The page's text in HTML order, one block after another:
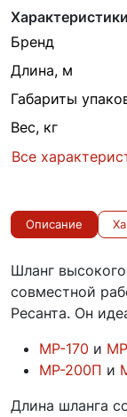
Бренд
Длина, м
Габариты
Вес, кг
Все
Описание
Шланг
совместной
Ресанта. Он
МР-170 и
МР-200П и
Длина шланга